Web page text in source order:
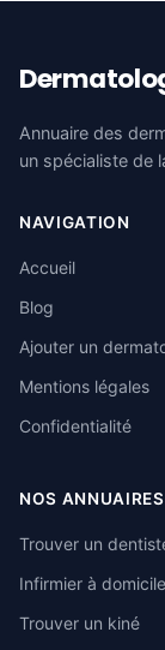
Annuaire des
un spécialiste de
NAVIGATION
Accueil
Blog
Ajouter un
Mentions légales
Confidentialité
NOS ANNUAIRES
Trouver un
Infirmier à domicile
Trouver un kiné